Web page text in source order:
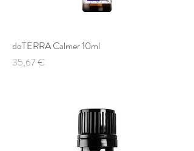
doTERRA Calmer 10ml
Preis
35,67 €